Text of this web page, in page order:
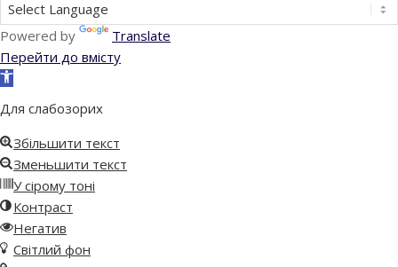
Powered by
Translate
Перейти до вмісту
Відкрити
інструментів
Для слабозорих
Збільшити текст
Зменьшити текст
У сірому тоні
Контраст
Негатив
Світлий фон